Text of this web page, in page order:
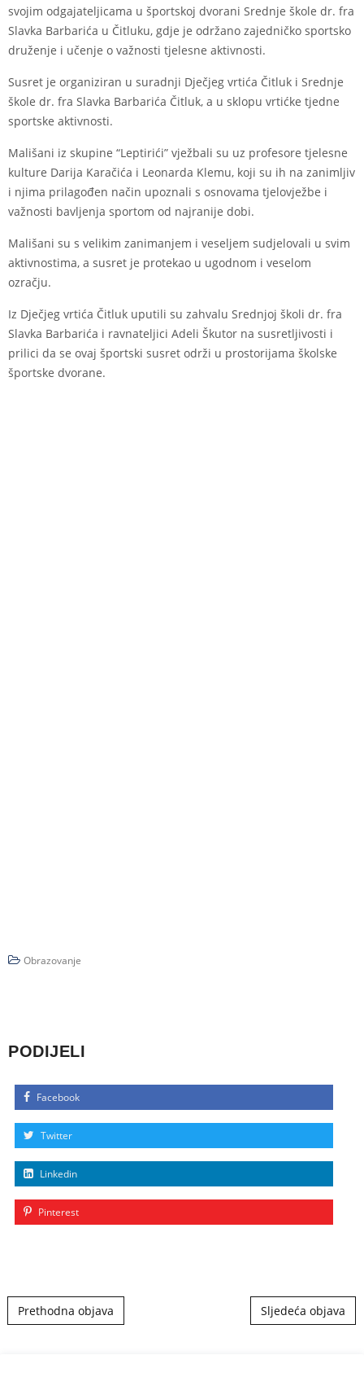
svojim odgajateljicama u športskoj dvorani Srednje škole dr. fra
Slavka Barbarića u Čitluku, gdje je održano zajedničko sportsko
druženje i učenje o važnosti tjelesne aktivnosti.
Susret je organiziran u suradnji Dječjeg vrtića Čitluk i Srednje
škole dr. fra Slavka Barbarića Čitluk, a u sklopu vrtićke tjedne
sportske aktivnosti.
Mališani iz skupine “Leptirići” vježbali su uz profesore tjelesne
kulture Darija Karačića i Leonarda Klemu, koji su ih na zanimljiv
i njima prilagođen način upoznali s osnovama tjelovježbe i
važnosti bavljenja sportom od najranije dobi.
Mališani su s velikim zanimanjem i veseljem sudjelovali u svim
aktivnostima, a susret je protekao u ugodnom i veselom
ozračju.
Iz Dječjeg vrtića Čitluk uputili su zahvalu Srednjoj školi dr. fra
Slavka Barbarića i ravnateljici Adeli Škutor na susretljivosti i
prilici da se ovaj športski susret održi u prostorijama školske
športske dvorane.
Obrazovanje
PODIJELI
Facebook
Twitter
Linkedin
Pinterest
Post navigation
Prethodna objava Sljedeća objava